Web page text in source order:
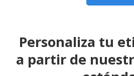
Personaliza tu
a partir de